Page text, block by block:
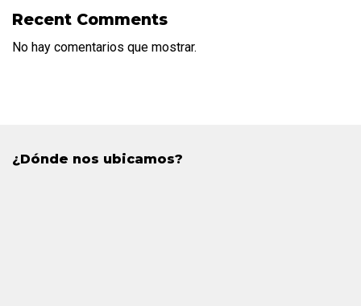
Recent Comments
No hay comentarios que mostrar.
¿Dónde nos ubicamos?